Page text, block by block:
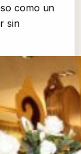
como un
sin